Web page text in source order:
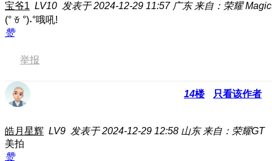
宝爷1 LV10 发表于 2024-12-29 11:57 广东 来自：荣耀
(° ꈊ °)˖°哦吼!
赞
举报
14楼 只看该作者
皓月星辉 LV9 发表于 2024-12-29 12:58 山东 来自：荣耀GT
美拍
赞